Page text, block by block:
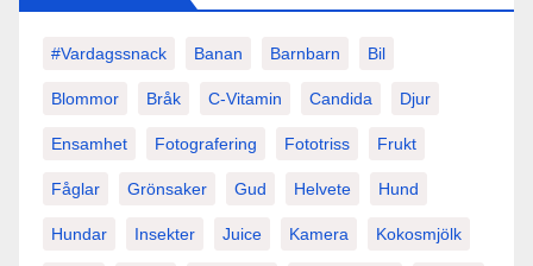
#vardagssnack Banan Barnbarn Bil
Blommor Bråk C-Vitamin Candida Djur
Ensamhet Fotografering Fototriss Frukt
Fåglar Grönsaker Gud Helvete Hund
Hundar Insekter Juice Kamera Kokosmjölk